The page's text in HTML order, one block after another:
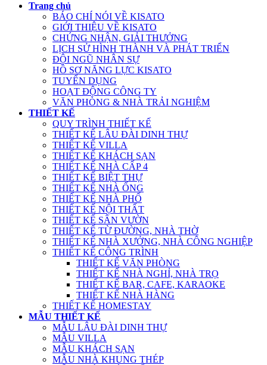
Trang chủ
BÁO CHÍ NÓI VỀ KISATO
GIỚI THIỆU VỀ KISATO
CHỨNG NHẬN, GIẢI THƯỞNG
LỊCH SỬ HÌNH THÀNH VÀ PHÁT TRIỂN
ĐỘI NGŨ NHÂN SỰ
HỒ SƠ NĂNG LỰC KISATO
TUYỂN DỤNG
HOẠT ĐỘNG CÔNG TY
VĂN PHÒNG & NHÀ TRẢI NGHIỆM
THIẾT KẾ
QUY TRÌNH THIẾT KẾ
THIẾT KẾ LÂU ĐÀI DINH THỰ
THIẾT KẾ VILLA
THIẾT KẾ KHÁCH SẠN
THIẾT KẾ NHÀ CẤP 4
THIẾT KẾ BIỆT THỰ
THIẾT KẾ NHÀ ỐNG
THIẾT KẾ NHÀ PHỐ
THIẾT KẾ NỘI THẤT
THIẾT KẾ SÂN VƯỜN
THIẾT KẾ TỪ ĐƯỜNG, NHÀ THỜ
THIẾT KẾ NHÀ XƯỞNG, NHÀ CÔNG NGHIỆP
THIẾT KẾ CÔNG TRÌNH
THIẾT KẾ VĂN PHÒNG
THIẾT KẾ NHÀ NGHỈ, NHÀ TRỌ
THIẾT KẾ BAR, CAFE, KARAOKE
THIẾT KẾ NHÀ HÀNG
THIẾT KẾ HOMESTAY
MẪU THIẾT KẾ
MẪU LÂU ĐÀI DINH THỰ
MẪU VILLA
MẪU KHÁCH SẠN
MẪU NHÀ KHUNG THÉP